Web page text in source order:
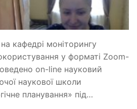
кафедрі моніторингу
у форматі Zoom-
on-line науковий
наукової школи
планування» під…